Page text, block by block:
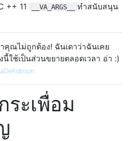
++ 11
__VA_ARGS__ ทำสนับสนุน
คุณไม่ถูกต้อง! ฉันเดาว่าฉันเคย
นี้ใช้เป็นส่วนขยายตลอดเวลา อ่า :)
ระเพื่อม